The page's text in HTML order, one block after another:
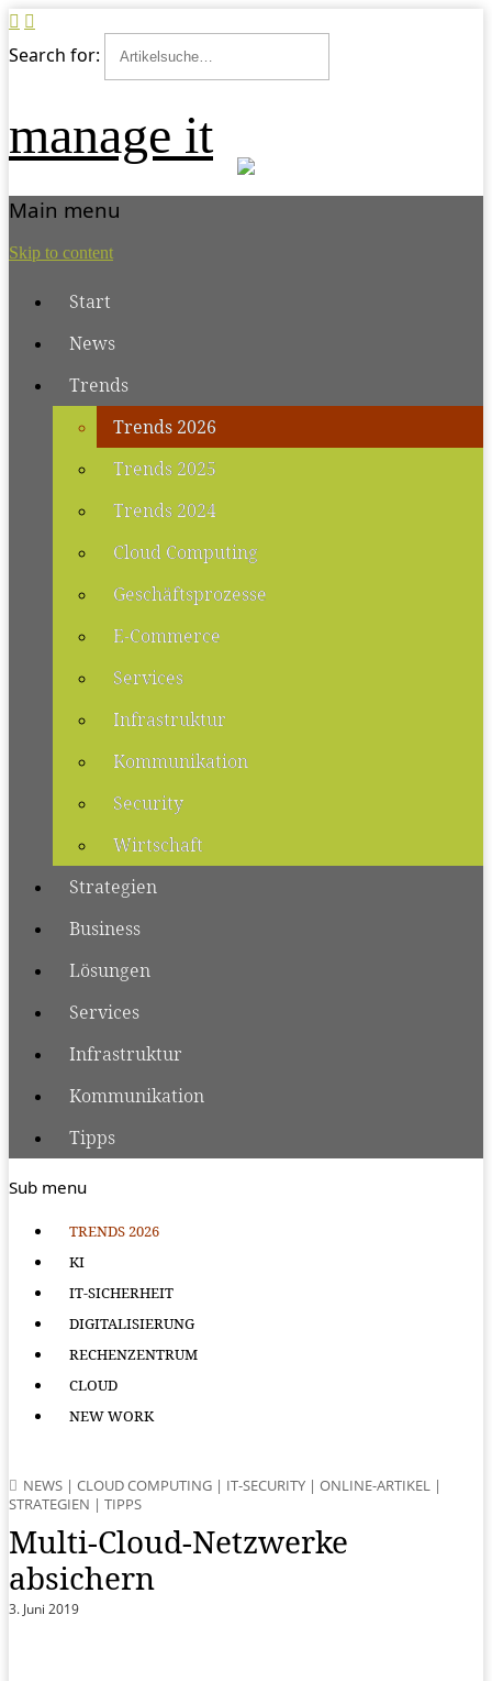
Search for:
manage it
Main menu
Skip to content
Start
News
Trends
Trends 2026
Trends 2025
Trends 2024
Cloud Computing
Geschäftsprozesse
E-Commerce
Services
Infrastruktur
Kommunikation
Security
Wirtschaft
Strategien
Business
Lösungen
Services
Infrastruktur
Kommunikation
Tipps
Sub menu
TRENDS 2026
KI
IT-SICHERHEIT
DIGITALISIERUNG
RECHENZENTRUM
CLOUD
NEW WORK
NEWS | CLOUD COMPUTING | IT-SECURITY | ONLINE-ARTIKEL |
STRATEGIEN | TIPPS
Multi-Cloud-Netzwerke
absichern
3. Juni 2019